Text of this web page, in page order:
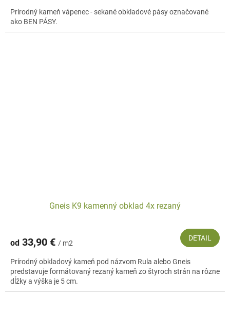
Prírodný kameň vápenec - sekané obkladové pásy označované
ako BEN PÁSY.
Gneis K9 kamenný obklad 4x rezaný
od 33,90 € / m2
DETAIL
Prírodný obkladový kameň pod názvom Rula alebo Gneis
predstavuje formátovaný rezaný kameň zo štyroch strán na rôzne
dĺžky a výška je 5 cm.